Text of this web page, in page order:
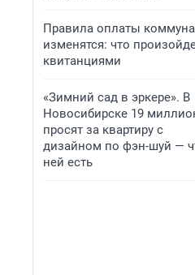
Правила оплаты
изменятся: что
квитанциями
«Зимний сад в эркере». В
Новосибирске 19
просят за квартиру с
дизайном по фэн-шуй —
ней есть